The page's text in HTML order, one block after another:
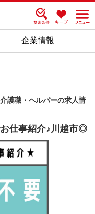
企業情報
護職・ヘルパーの求人情
仕事紹介♪川越市◎